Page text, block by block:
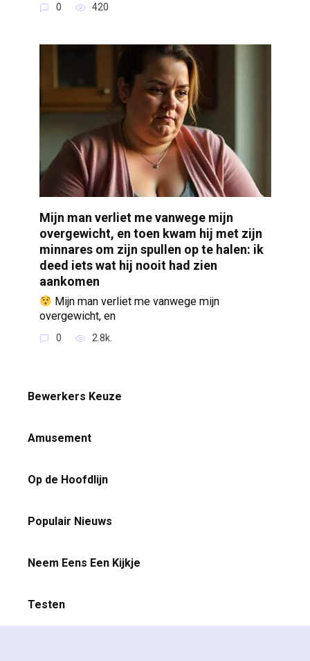
0 420
Mijn man verliet me vanwege mijn
overgewicht, en toen kwam hij met zijn
minnares om zijn spullen op te halen: ik
deed iets wat hij nooit had zien
aankomen
Mijn man verliet me vanwege mijn
overgewicht, en
0 2.8k.
Bewerkers Keuze
Amusement
Op de Hoofdlijn
Populair Nieuws
Neem Eens Een Kijkje
Testen